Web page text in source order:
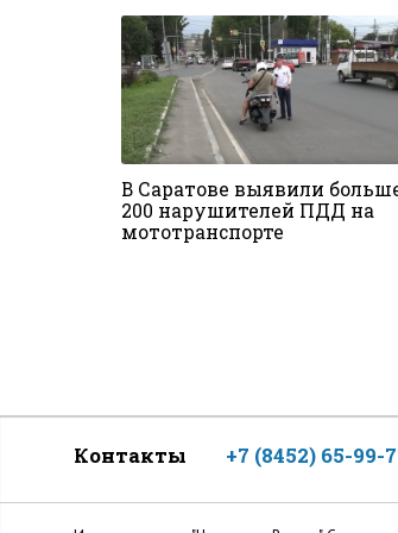
В Саратове выявили
200 нарушителей ПДД на
мототранспорте
Контакты +7 (8452) 65-99-